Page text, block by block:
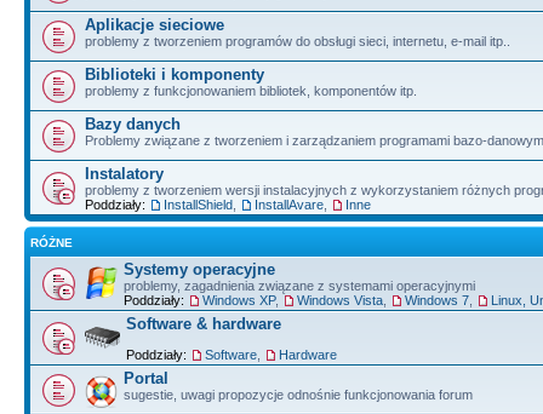
Aplikacje sieciowe
problemy z tworzeniem programów do obsługi sieci, internetu, e-mail itp..
Biblioteki i komponenty
problemy z funkcjonowaniem bibliotek, komponentów itp.
Bazy danych
Problemy związane z tworzeniem i zarządzaniem programami bazo-
Instalatory
problemy z tworzeniem wersji instalacyjnych z wykorzystaniem różnych
Poddziały:
InstallShield InstallAvare Inne
RÓŻNE
Systemy operacyjne
problemy, zagadnienia związane z systemami operacyjnymi
Poddziały:
Windows XP, Windows Vista Windows 7 Linux,
Software & hardware
Poddziały: Software Hardware
Portal
sugestie, uwagi propozycje odnośnie funkcjonowania forum